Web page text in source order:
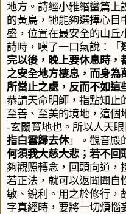
地方。詩經小雅緡蠻篇上
的黃鳥，牠能夠選擇心目
盛，位置在最安全的山丘
詩時，嘆了一口氣說：「
完以後，晚上要休息時，
之安全地方棲息，而身為
所當止之處，反而不如這
恭請天命明師，指點知止
至善、至美的境地，這個
-玄關寶地也。所以人天眼
指白雲歸去休」。觀音殿
何須我大慈大悲；若不回
夠觀照轉念，回頭向道，
若正法，就可以返聞聞自
敏、銳利。用之於修行，
字真經時，要將一切煩惱